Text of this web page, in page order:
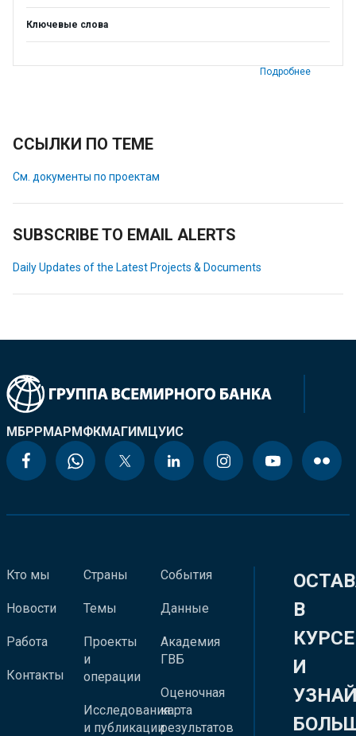
Ключевые слова
Подробнее
ССЫЛКИ ПО ТЕМЕ
См. документы по проектам
SUBSCRIBE TO EMAIL ALERTS
Daily Updates of the Latest Projects & Documents
МБРРМАРМФКМАГИМЦУИС
Кто мы
Новости
Работа
Контакты
Страны
Темы
Проекты
и
операции
Исследования
и публикации
События
Данные
Академия
ГВБ
Оценочная
карта
результатов
В
КУРСЕ
И